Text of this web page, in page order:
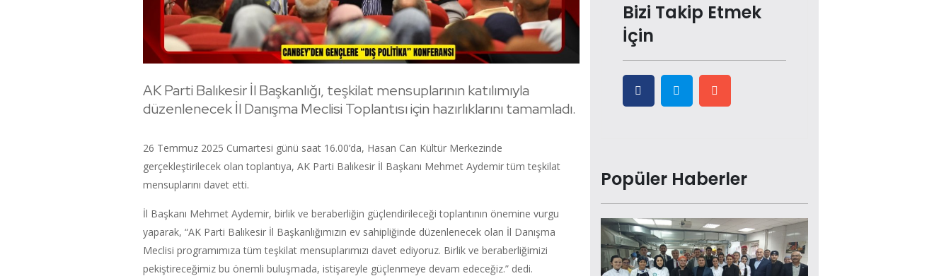
AK Parti Balıkesir İl Başkanlığı, teşkilat mensuplarının katılımıyla
düzenlenecek İl Danışma Meclisi Toplantısı için hazırlıklarını tamamladı.
26 Temmuz 2025 Cumartesi günü saat 16.00’da, Hasan Can Kültür Merkezinde
gerçekleştirilecek olan toplantıya, AK Parti Balıkesir İl Başkanı Mehmet Aydemir tüm teşkilat
mensuplarını davet etti.
İl Başkanı Mehmet Aydemir, birlik ve beraberliğin güçlendirileceği toplantının önemine vurgu
yaparak, “AK Parti Balıkesir İl Başkanlığımızın ev sahipliğinde düzenlenecek olan İl Danışma
Meclisi programımıza tüm teşkilat mensuplarımızı davet ediyoruz. Birlik ve beraberliğimizi
pekiştireceğimiz bu önemli buluşmada, istişareyle güçlenmeye devam edeceğiz.” dedi.
Bizi Takip Etmek
İçin
Popüler Haberler